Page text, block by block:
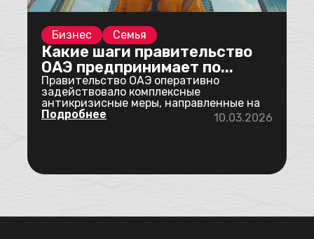
Бизнес Семья
Какие шаги правительство
ОАЭ предпринимает по...
Правительство ОАЭ оперативно
задействовало комплексные
антикризисные меры, направленные на
стабилизацию ситуации после н...
Подробнее 10.03.2026